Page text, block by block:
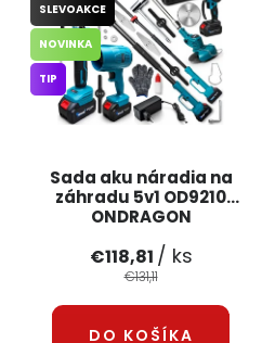
Odstúpenie v lehote 14 dní
Reklamačný poriadok
Registrace
Sada aku náradia na
záhradu 5v1 OD9210
ONDRAGON
SLEVOAKCE
NOVINKA
TIP
€118,81 / ks
€131,11
DO KOŠÍKA